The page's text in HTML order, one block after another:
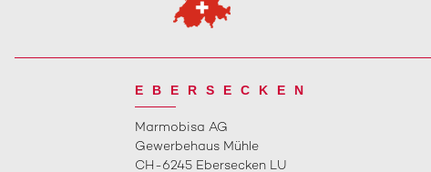
EBERSECKEN
Marmobisa AG
Gewerbehaus Mühle
CH-6245 Ebersecken LU